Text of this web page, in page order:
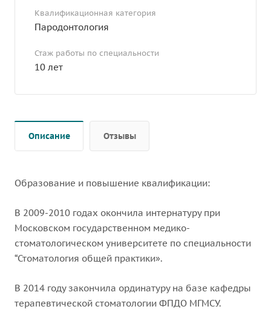
Квалификационная категория
Пародонтология
Стаж работы по специальности
10 лет
Описание Отзывы
Образование и повышение квалификации:
В 2009-2010 годах окончила интернатуру при
Московском государственном медико-
стоматологическом университете по специальности
“Стоматология общей практики».
В 2014 году закончила ординатуру на базе кафедры
терапевтической стоматологии ФПДО МГМСУ.